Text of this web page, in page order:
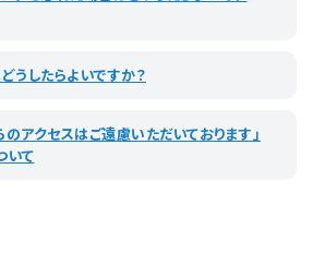
うしたらよいですか？
のアクセスはご遠慮いただいております」
いて